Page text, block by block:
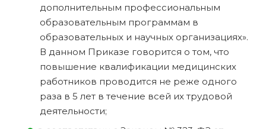
дополнительным профессиональным
образовательным программам в
образовательных и научных организациях».
В данном Приказе говорится о том, что
повышение квалификации медицинских
работников проводится не реже одного
раза в 5 лет в течение всей их трудовой
деятельности;